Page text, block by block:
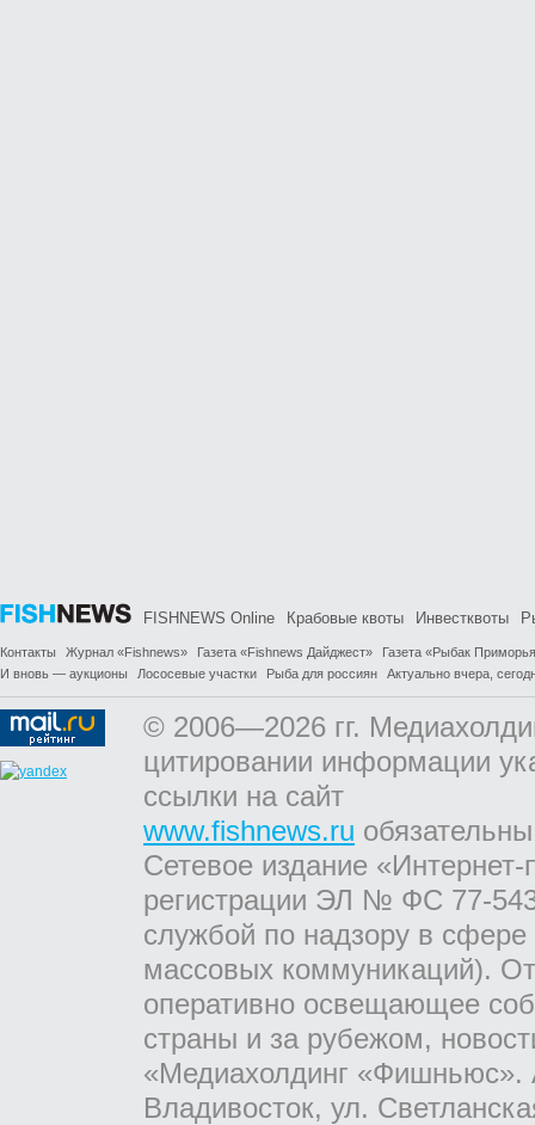
FISHNEWS Online Крабовые квоты Инвестквоты
Контакты Журнал «Fishnews» Газета «Fishnews Дайджест»
Газета «Рыбак
И вновь — аукционы
Лососевые участки Рыба для россиян Актуально вчера,
© 2006—2026 гг.
цитировании информации
ссылки на сайт
www.fishnews.ru
Сетевое издание
регистрации ЭЛ № ФС 77-
службой по надзору в
массовых коммуникаций).
оперативно освещающее
страны и за рубежом,
«Медиахолдинг «Фишньюс».
Владивосток, ул.